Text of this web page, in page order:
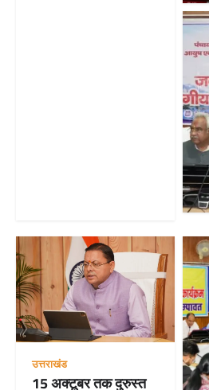
उत्तराखंड
15 अक्टूबर तक दुरुस्त